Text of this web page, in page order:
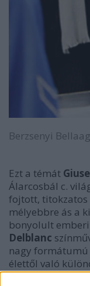
Berzsenyi
Ezt a témát
Álarcosbál c.
fojtott,
mélyebbre ás a
bonyolult
Delblanc
nagy formátumú
élettől való
mutatja meg.